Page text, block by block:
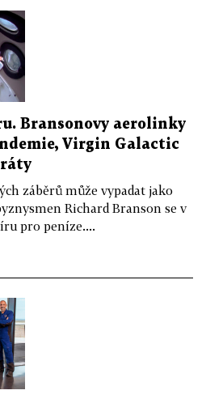
Bransonovy aerolinky
Virgin Galactic
záběrů může vypadat jako
Richard Branson se v
pro peníze....